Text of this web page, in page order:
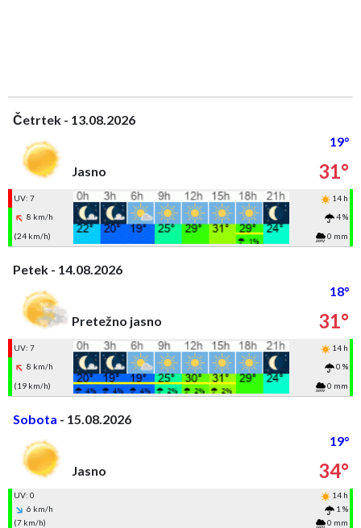
Četrtek - 13.08.2026
19°
Jasno
31°
UV: 7
14 h
8 km/h
4 %
(24 km/h)
0 mm
Petek - 14.08.2026
18°
Pretežno jasno
31°
UV: 7
14 h
8 km/h
0 %
(19 km/h)
0 mm
Sobota - 15.08.2026
19°
Jasno
34°
UV: 0
14 h
6 km/h
1 %
(7 km/h)
0 mm